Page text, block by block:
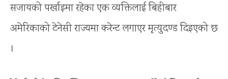
सजायको पर्खाइमा रहेका एक व्यक्तिलाई बिहीबार
अमेरिकाको टेनेसी राज्यमा करेन्ट लगाएर मृत्युदण्ड दिइएको छ
।